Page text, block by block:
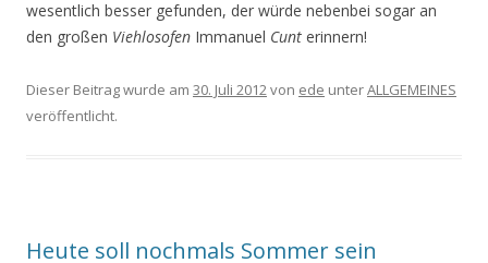
wesentlich besser gefunden, der würde nebenbei sogar an
den großen Viehlosofen Immanuel Cunt erinnern!
Dieser Beitrag wurde am 30. Juli 2012von ede unterALLGEMEINES
veröffentlicht.
Heute soll nochmals Sommer sein